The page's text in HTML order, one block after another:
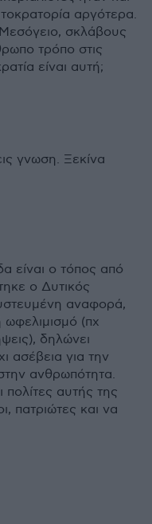
αργότερα.
σκλάβους
τρόπο στις
είναι αυτή;
γνωση. Ξεκίνα
είναι ο τόπος από
ο Δυτικός
αναφορά,
ωφελιμισμό (πχ
δηλώνει
ασέβεια για την
ανθρωπότητα.
αυτής της
πατριώτες και να